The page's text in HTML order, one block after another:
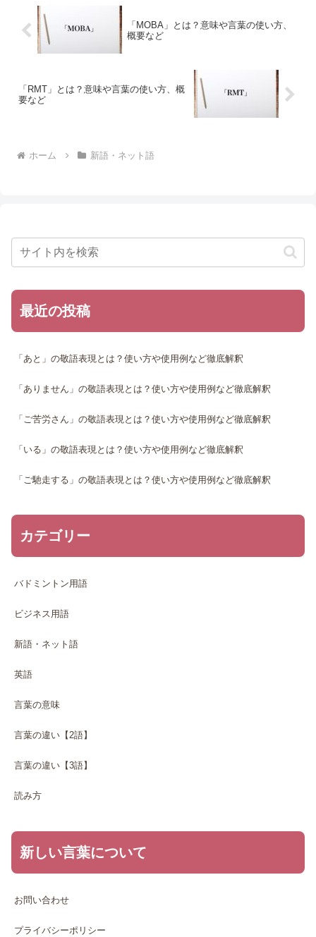
「MOBA」とは？意味や言葉の使い方、
概要など
「RMT」とは？意味や言葉の使い方、概
要など
ホーム 新語・ネット語
最近の投稿
「あと」の敬語表現とは？使い方や使用例など徹底解釈
「ありません」の敬語表現とは？使い方や使用例など徹底解釈
「ご苦労さん」の敬語表現とは？使い方や使用例など徹底解釈
「いる」の敬語表現とは？使い方や使用例など徹底解釈
「ご馳走する」の敬語表現とは？使い方や使用例など徹底解釈
カテゴリー
バドミントン用語
ビジネス用語
新語・ネット語
英語
言葉の意味
言葉の違い【2語】
言葉の違い【3語】
読み方
新しい言葉について
お問い合わせ
プライバシーポリシー